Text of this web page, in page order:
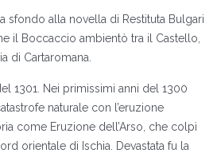
sfondo alla novella di Restituta Bulgari
il Boccaccio ambientò tra il Castello,
di Cartaromana.
1301. Nei primissimi anni del 1300
naturale con l’eruzione
come Eruzione dell’Arso, che colpì
orientale di Ischia. Devastata fu la